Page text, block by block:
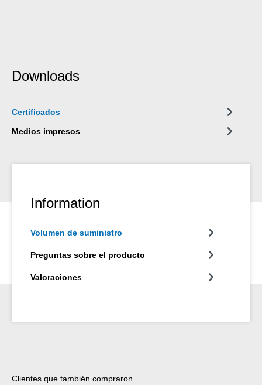
Downloads
Certificados
Medios impresos
Information
Volumen de suministro
Preguntas sobre el producto
Valoraciones
Omitir la galería de productos
Clientes que también compraron